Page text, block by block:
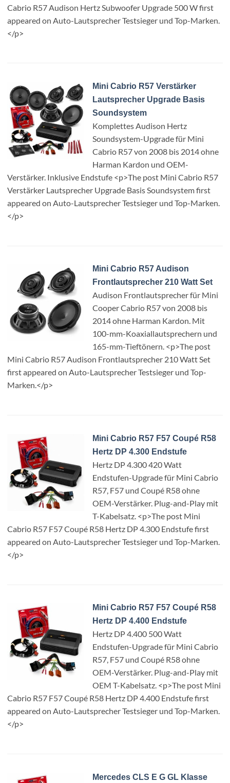
Cabrio R57 Audison Hertz Subwoofer Upgrade 500 W first
appeared on Auto-Lautsprecher Testsieger und Top-Marken.
</p>
Mini Cabrio R57 Verstärker
Lautsprecher Upgrade Basis
Soundsystem
Komplettes Audison Hertz
Soundsystem-Upgrade für Mini
Cabrio R57 von 2008 bis 2014 ohne
Harman Kardon und OEM-
Verstärker. Inklusive Endstufe <p>The post Mini Cabrio R57
Verstärker Lautsprecher Upgrade Basis Soundsystem first
appeared on Auto-Lautsprecher Testsieger und Top-Marken.
</p>
Mini Cabrio R57 Audison
Frontlautsprecher 210 Watt Set
Audison Frontlautsprecher für Mini
Cooper Cabrio R57 von 2008 bis
2014 ohne Harman Kardon. Mit
100-mm-Koaxiallautsprechern und
165-mm-Tieftönern. <p>The post
Mini Cabrio R57 Audison Frontlautsprecher 210 Watt Set
first appeared on Auto-Lautsprecher Testsieger und Top-
Marken.</p>
Mini Cabrio R57 F57 Coupé R58
Hertz DP 4.300 Endstufe
Hertz DP 4.300 420 Watt
Endstufen-Upgrade für Mini Cabrio
R57, F57 und Coupé R58 ohne
OEM-Verstärker. Plug-and-Play mit
T-Kabelsatz. <p>The post Mini
Cabrio R57 F57 Coupé R58 Hertz DP 4.300 Endstufe first
appeared on Auto-Lautsprecher Testsieger und Top-Marken.
</p>
Mini Cabrio R57 F57 Coupé R58
Hertz DP 4.400 Endstufe
Hertz DP 4.400 500 Watt
Endstufen-Upgrade für Mini Cabrio
R57, F57 und Coupé R58 ohne
OEM-Verstärker. Plug-and-Play mit
OEM T-Kabelsatz. <p>The post Mini
Cabrio R57 F57 Coupé R58 Hertz DP 4.400 Endstufe first
appeared on Auto-Lautsprecher Testsieger und Top-Marken.
</p>
Mercedes CLS E G GL Klasse